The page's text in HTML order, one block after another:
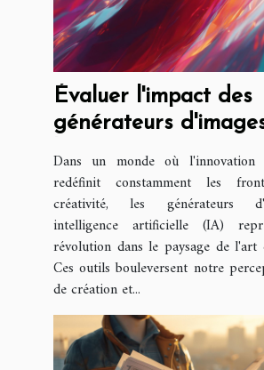
Évaluer l'impact des
générateurs
Dans un monde où l'innovation
redéfinit constamment les
créativité, les générateurs
intelligence artificielle (IA)
révolution dans le paysage de l'art
Ces outils bouleversent notre
de création et...